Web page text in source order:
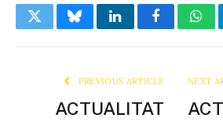
TwitterBlueskyLinkedInFacebook
PREVIOUS ARTICLE
ACTUALITAT
NEXT